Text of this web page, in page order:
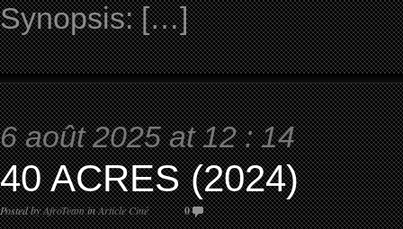
Synopsis: […]
6 août 2025 at 12 : 14
40 ACRES (2024)
Posted byAfroTeaminArticle Ciné 0